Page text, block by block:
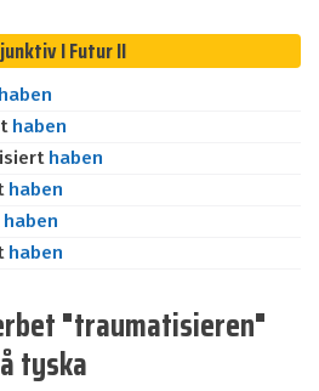
I Futur II
haben
haben
haben
haben
haben
haben
"traumatisieren"
tyska